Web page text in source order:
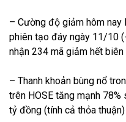
– Cường độ giảm hôm
phiên tạo đáy ngày 11/10
nhận 234 mã giảm hết biên
– Thanh khoản bùng nổ
trên HOSE tăng mạnh
tỷ đồng (tính cả thỏa thuận)